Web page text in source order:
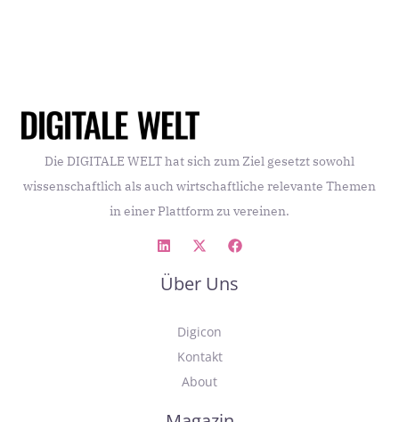
Technologien zeigt sich besonders in den folgenden
fünf Anwendungsbereichen:
Die DIGITALE WELT hat sich zum Ziel gesetzt sowohl
wissenschaftlich als auch wirtschaftliche relevante Themen
in einer Plattform zu vereinen.
Über Uns
Digicon
Kontakt
About